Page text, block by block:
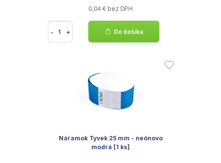
0,04 € bez DPH
- + Do košíka
Náramok Tyvek 25 mm - neónovo
modrá [1 ks]